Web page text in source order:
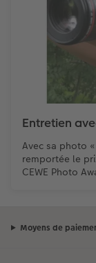
Entretien
Avec sa photo
remportée le
CEWE Photo
Moyens de